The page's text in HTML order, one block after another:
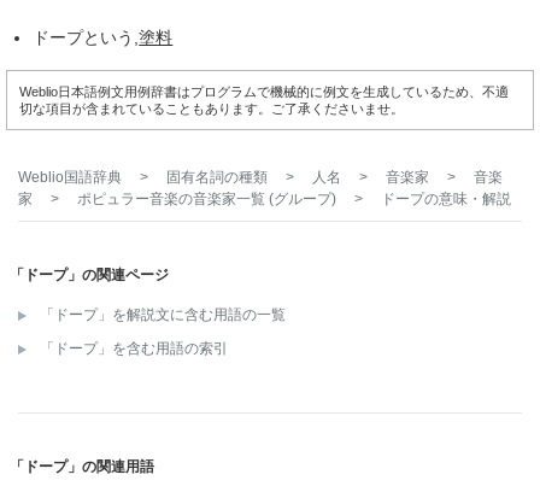
ドープという,塗料
Weblio日本語例文用例辞書はプログラムで機械的に例文を生成しているため、不適
切な項目が含まれていることもあります。ご了承くださいませ。
Weblio国語辞典 > 固有名詞の種類 > 人名 > 音楽家 >
音楽
家
> ポピュラー音楽の音楽家一覧 (グループ) > ドープの意味・解説
「ドープ」の関連ページ
「ドープ」を解説文に含む用語の一覧
「ドープ」を含む用語の索引
「ドープ」の関連用語